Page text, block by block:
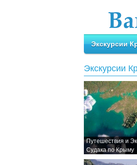
Экскурсии
Экскурсии
Путешествия и
Судака по Крыму